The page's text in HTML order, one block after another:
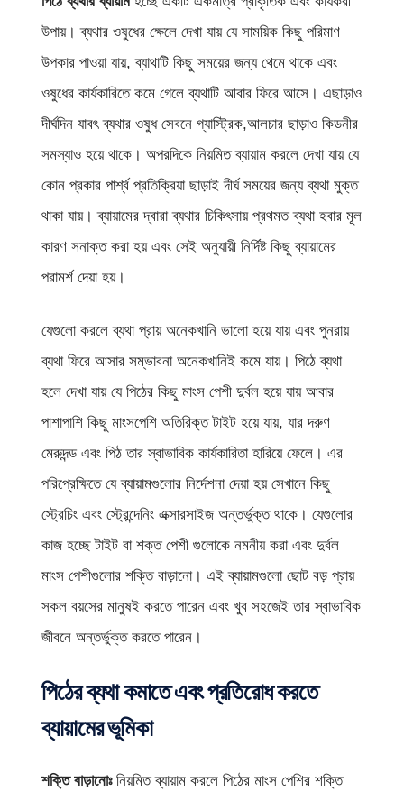
উপায়। ব্যথার ওষুধের ক্ষেলে দেখা যায় যে সাময়িক কিছু পরিমাণ
উপকার পাওয়া যায়, ব্যাথাটি কিছু সময়ের জন্য থেমে থাকে এবং
ওষুধের কার্যকারিতে কমে গেলে ব্যথাটি আবার ফিরে আসে। এছাড়াও
দীর্ঘদিন যাবৎ ব্যথার ওষুধ সেবনে গ্যাস্ট্রিক,আলচার ছাড়াও কিডনীর
সমস্যাও হয়ে থাকে। অপরদিকে নিয়মিত ব্যায়াম করলে দেখা যায় যে
কোন প্রকার পার্শ্ব প্রতিক্রিয়া ছাড়াই দীর্ঘ সময়ের জন্য ব্যথা মুক্ত
থাকা যায়। ব্যায়ামের দ্বারা ব্যথার চিকিৎসায় প্রথমত ব্যথা হবার মূল
কারণ সনাক্ত করা হয় এবং সেই অনুযায়ী নির্দিষ্ট কিছু ব্যায়ামের
পরামর্শ দেয়া হয়।
যেগুলো করলে ব্যথা প্রায় অনেকখানি ভালো হয়ে যায় এবং পুনরায়
ব্যথা ফিরে আসার সম্ভাবনা অনেকখানিই কমে যায়। পিঠে ব্যথা
হলে দেখা যায় যে পিঠের কিছু মাংস পেশী দুর্বল হয়ে যায় আবার
পাশাপাশি কিছু মাংসপেশি অতিরিক্ত টাইট হয়ে যায়, যার দরুণ
মেরুদন্ড এবং পিঠ তার স্বাভাবিক কার্যকারিতা হারিয়ে ফেলে। এর
পরিপ্রেক্ষিতে যে ব্যায়ামগুলোর নির্দেশনা দেয়া হয় সেখানে কিছু
স্ট্রেচিং এবং স্ট্রেন্দেনিং এক্সারসাইজ অন্তর্ভুক্ত থাকে। যেগুলোর
কাজ হচ্ছে টাইট বা শক্ত পেশী গুলোকে নমনীয় করা এবং দুর্বল
মাংস পেশীগুলোর শক্তি বাড়ানো। এই ব্যায়ামগুলো ছোট বড় প্রায়
সকল বয়সের মানুষই করতে পারেন এবং খুব সহজেই তার স্বাভাবিক
জীবনে অন্তর্ভুক্ত করতে পারেন।
পিঠের ব্যথা কমাতে এবং প্রতিরোধ করতে
ব্যায়ামের ভূমিকা
শক্তি বাড়ানোঃনিয়মিত ব্যায়াম করলে পিঠের মাংস পেশির শক্তি